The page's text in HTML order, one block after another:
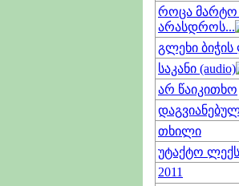
როცა მარტო
არასდროს...
გლეხი ბიჭის
საკანი (audio)
არ წაიკითხო
თხილი
უტაქტო
2011